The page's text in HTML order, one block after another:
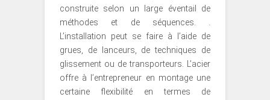
construite selon un large éventail de
méthodes et de séquences. .
L’installation peut se faire à l’aide de
grues, de lanceurs, de techniques de
glissement ou de transporteurs. L’acier
offre à l’entrepreneur en montage une
certaine flexibilité en termes de